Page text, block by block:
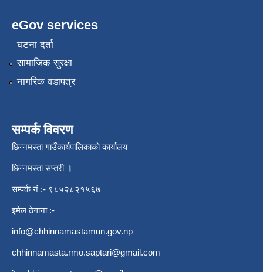
eGov services
घटना दर्ता
सामाजिक सुरक्षा
नागरिक वडापत्र
सम्पर्क विवरण
छिन्नमस्ता गाउँकार्यपालिकाको कार्यालय
छिन्नमस्ता सप्तरी ।
सम्पर्क नं :- ९८५२८२१५६७
इमेल ठेगाना :-
info@chhinnamastamun.gov.np
chhinnamasta.rmo.saptari@gmail.com